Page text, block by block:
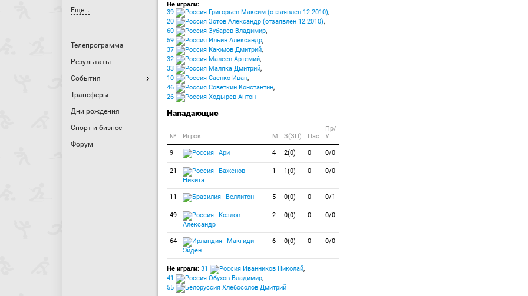
Еще...
Телепрограмма
Результаты
События
Трансферы
Дни рождения
Спорт и бизнес
Форум
Не играли:
39
Григорьев Максим (отзаявлен 12.2010),
20
Зотов Александр (отзаявлен 12.2010),
60
Зубарев Владимир,
59
Ильин Александр,
37
Каюмов Дмитрий,
32
Малеев Артемий,
33
Маляка Дмитрий,
10
Саенко Иван,
46
Советкин Константин,
26
Ходырев Антон
Нападающие
№ Игрок M З(ЗП) Пас
Пр/
У
9 Ари 4 2(0) 0 0/0
21
Баженов
Никита
1 1(0) 0 0/0
11 Веллитон 5 0(0) 0 0/1
49
Козлов
Александр
2 0(0) 0 0/0
64
Макгиди
Эйден
6 0(0) 0 0/0
Не играли: 31 Иванников Николай,
41
Обухов Владимир,
55
Хлебосолов Дмитрий